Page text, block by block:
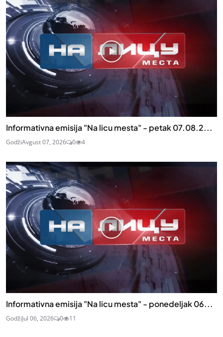
Informativna emisija "Na licu mesta" - petak 07.08.2...
GodžiAvgust 07, 2026 0 4
Informativna emisija "Na licu mesta" - ponedeljak 06...
GodžiJul 06, 2026 0 11